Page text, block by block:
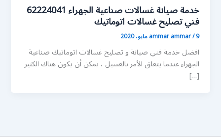
خدمة صيانة غسالات صناعية الجهراء 62224041
فني تصليح غسالات اتوماتيك
ammar ammar/9 مايو، 2020
افضل خدمة فني صيانة و تصليح غسالات اتوماتيك صناعية
الجهراء عندما يتعلق الأمر بالغسيل ، يمكن أن يكون هناك الكثير
[…]